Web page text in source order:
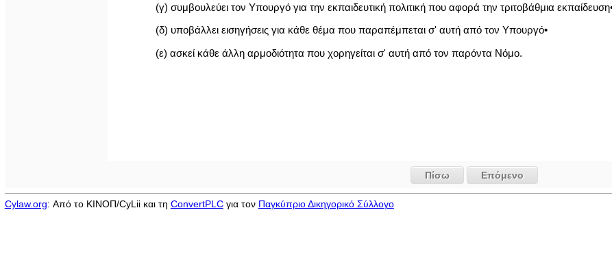
(γ) συμβουλεύει τον Υπουργό για την εκπαιδευτική πολιτική που αφορά την τριτοβάθμια
(δ) υποβάλλει εισηγήσεις για κάθε θέμα που παραπέμπεται σ' αυτή από τον Υπουργό•
(ε) ασκεί κάθε άλλη αρμοδιότητα που χορηγείται σ' αυτή από τον παρόντα Νόμο.
Πίσω Επόμενο
Cylaw.org: Από το ΚΙΝOΠ/CyLii και τη ConvertPLCγια τον Παγκύπριο Δικηγορικό Σύλλογο